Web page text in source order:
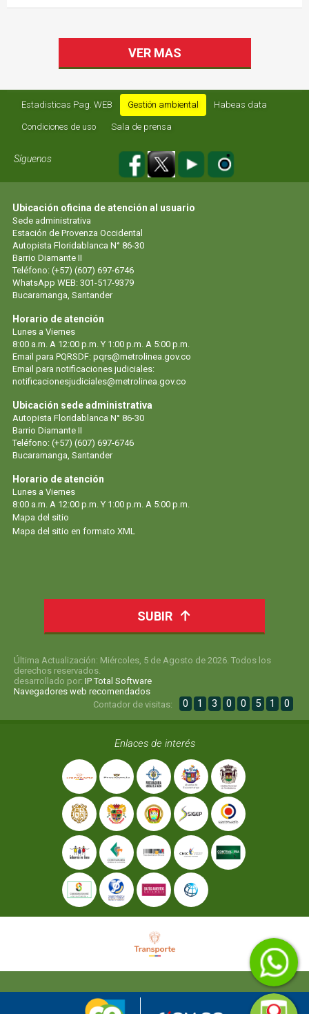
VER MAS
Estadisticas Pag. WEB Gestión ambiental Habeas data
Condiciones de uso Sala de prensa
Síguenos
Ubicación oficina de atención al usuario
Sede administrativa
Estación de Provenza Occidental
Autopista Floridablanca N° 86-30
Barrio Diamante II
Teléfono: (+57) (607) 697-6746
WhatsApp WEB: 301-517-9379
Bucaramanga, Santander
Horario de atención
Lunes a Viernes
8:00 a.m. A 12:00 p.m. Y 1:00 p.m. A 5:00 p.m.
Email para PQRSDF: pqrs@metrolinea.gov.co
Email para notificaciones judiciales:
notificacionesjudiciales@metrolinea.gov.co
Ubicación sede administrativa
Autopista Floridablanca N° 86-30
Barrio Diamante II
Teléfono: (+57) (607) 697-6746
Bucaramanga, Santander
Horario de atención
Lunes a Viernes
8:00 a.m. A 12:00 p.m. Y 1:00 p.m. A 5:00 p.m.
Mapa del sitio
Mapa del sitio en formato XML
SUBIR
Última Actualización: Miércoles, 5 de Agosto de 2026. Todos los
derechos reservados.
desarrollado por: IP Total Software
Navegadores web recomendados
Contador de visitas:
0 1 3 0 0 5 1 0
Enlaces de interés